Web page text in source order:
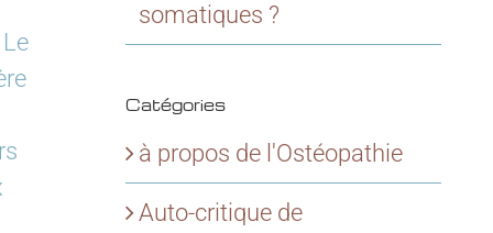
somatiques ?
Catégories
à propos de l'Ostéopathie
Auto-critique de